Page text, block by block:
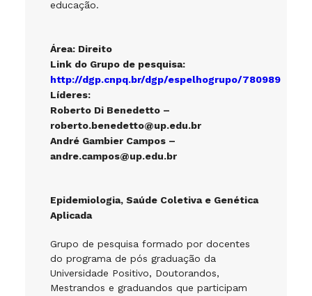
educação.
Área: Direito
Link do Grupo de pesquisa:
http://dgp.cnpq.br/dgp/espelhogrupo/780989
Líderes:
Roberto Di Benedetto –
roberto.benedetto@up.edu.br
André Gambier Campos –
andre.campos@up.edu.br
Epidemiologia, Saúde Coletiva e Genética
Aplicada
Grupo de pesquisa formado por docentes
do programa de pós graduação da
Universidade Positivo, Doutorandos,
Mestrandos e graduandos que participam